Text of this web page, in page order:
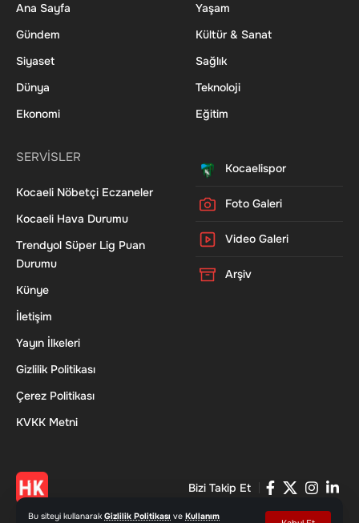
Bu siteyi kullanarakGizlilik Politikası ve Kullanım
Ana Sayfa
Gündem
Siyaset
Dünya
Ekonomi
Yaşam
Kültür & Sanat
Sağlık
Teknoloji
Eğitim
SERVİSLER
Kocaeli Nöbetçi Eczaneler
Kocaeli Hava Durumu
Trendyol Süper Lig Puan
Durumu
Künye
İletişim
Yayın İlkeleri
Gizlilik Politikası
Çerez Politikası
KVKK Metni
Kocaelispor
Foto Galeri
Video Galeri
Arşiv
Bizi Takip Et